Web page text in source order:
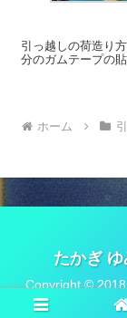
引っ越しの荷造り
分のガムテープの貼
ホーム
たかぎ
Copyright ©